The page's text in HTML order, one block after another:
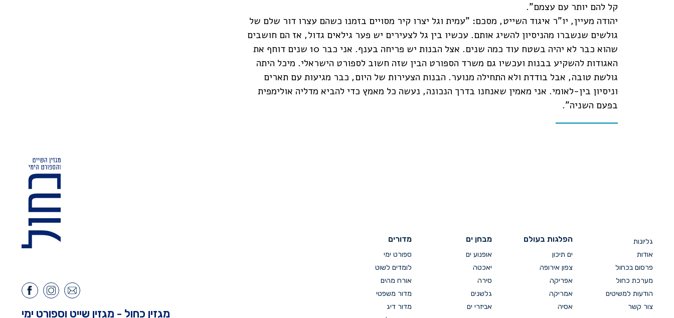
קל להם יותר עם עצמם".
יהודה מעיין, יו"ר איגוד השייט, מסכם: "עמית וגל יצרו קיר מסויים בזמנו כשהם עצרו דור שלם של
גולשים שנשברו מהניסיון להשיג אותם. עכשיו בין גל לצעירים יש פער גילאים גדול, אז הם חושבים
שהוא כבר לא יהיה בשטח עוד כמה שנים. אצל הבנות יש פריחה בענף. אני כבר 10 שנים דוחף את
האגודות להשקיע בבנות ועכשיו גם משרד הספורט הבין שזה חשוב לספורט הישראלי. מיכל היתה
גולשת טובה, אבל בודדת ולא התחילה מנוער. הבנות הצעירות של היום, כבר מגיעות עם תארים
וניסיון בין-לאומי. אני מאמין שאנחנו בדרך הנכונה, נעשה כל מאמץ כדי להביא מדליה אולימפית
בפעם השניה".
גליונות
אודות
פרסום בכחול
מערכת כחול
הודעות למשיטים
צור קשר
הפלגות בעולם
ים תיכון
צפון אירופה
אפריקה
אמריקה
אסיה
מבחן ים
אופנוע ים
יאכטה
סירה
גלשנים
אביזרי ים
מדורים
ספורט ימי
לומדים לשוט
אורח מהים
מדור משפטי
מדור דיג
מגזין כחול - מגזין שייט וספורט ימי